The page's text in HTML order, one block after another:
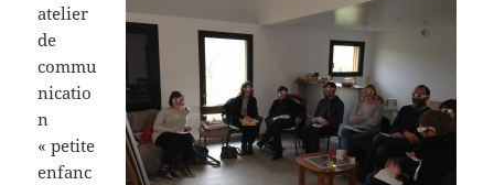
atelier
de
commu
nicatio
n
« petite
enfanc